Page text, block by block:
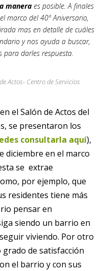
manera es posible. A finales
marco del 40º Aniversario,
mas en detalle de cuáles
y nos ayuda a buscar,
para darles respuesta.
Actos- Centro de Servicios
el Salón de Actos del
se presentaron los
consultarla aquí),
diciembre en el marco
se extrae
por ejemplo, que
residentes tiene más
pensar en
siendo un barrio en
viviendo. Por otro
de satisfacción
el barrio y con sus